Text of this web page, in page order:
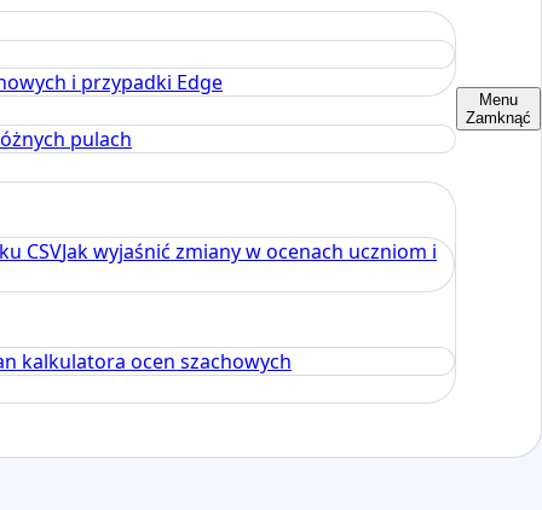
i przypadki Edge
pulach
CSVJak wyjaśnić zmiany w ocenach uczniom i
kalkulatora ocen szachowych
Menu
Zamknąć